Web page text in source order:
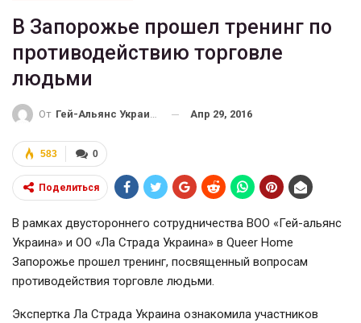
В Запорожье прошел тренинг по
противодействию торговле
людьми
От Гей-Альянс Украина Апр 29, 2016
0
583
Поделиться
В рамках двустороннего сотрудничества ВОО «Гей-альянс
Украина» и ОО «Ла Страда Украина» в Queer Home
Запорожье прошел тренинг, посвященный вопросам
противодействия торговле людьми.
Экспертка Ла Страда Украина ознакомила участников